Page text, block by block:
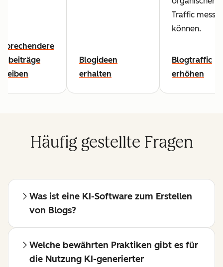
Blogideen
erhalten
Traffic
können.
Blogtraffic
erhöhen
Häufig gestellte Fragen
Was ist eine KI-Software zum Erstellen
von Blogs?
Welche bewährten Praktiken gibt es für
die Nutzung KI-generierter